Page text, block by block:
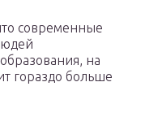
современные
на
гораздо больше